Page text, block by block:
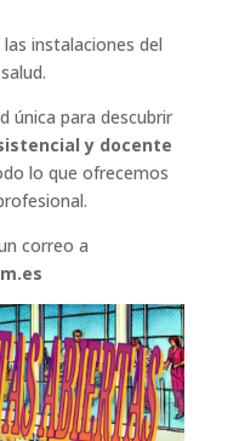
instalaciones del
única para descubrir
y docente
lo que ofrecemos
correo a